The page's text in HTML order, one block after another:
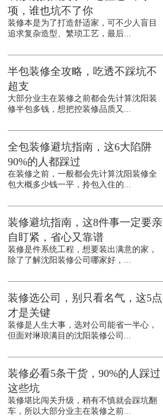
项，谁也坑不了你
装修本是为了打造舒适家，可不少人盲目
追求复杂造型、繁琐工艺，最后...
半包装修全攻略，吃透不踩坑不
超支
大部分业主在装修之前都会先计算沈阳装
修半包多钱，想把控装修品质又...
全包装修避坑指南，这6大陷阱
90%的人都踩过
在装修之前，一般都会先计算沈阳装修全
包大概多少钱一平，拎包入住的...
装修避坑指南，这8件事一定要亲
自盯紧，省心又靠谱
装修是件系统工程，想要装出满意的家，
除了了解沈阳装修公司哪家好，...
装修选公司，别只看名气，这5点
才是关键
装修是人生大事，选对公司能省一半心，
但面对琳琅满目的沈阳装修公司...
装修必看5条干货，90%的人踩过
这些坑
装修堪比闯关升级，稍有不慎就会踩坑翻
车，所以大部分业主在装修之前...